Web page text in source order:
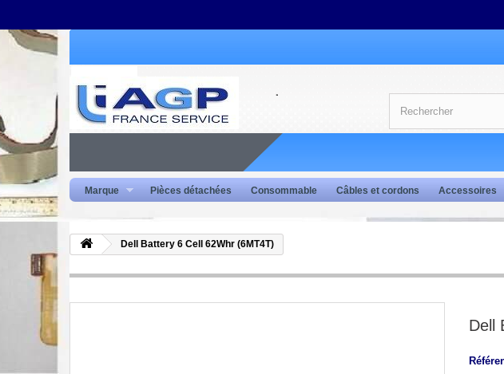
Marque Pièces détachées Consommable Câbles et cordons Accessoires
Dell Battery 6 Cell 62Whr (6MT4T)
Dell